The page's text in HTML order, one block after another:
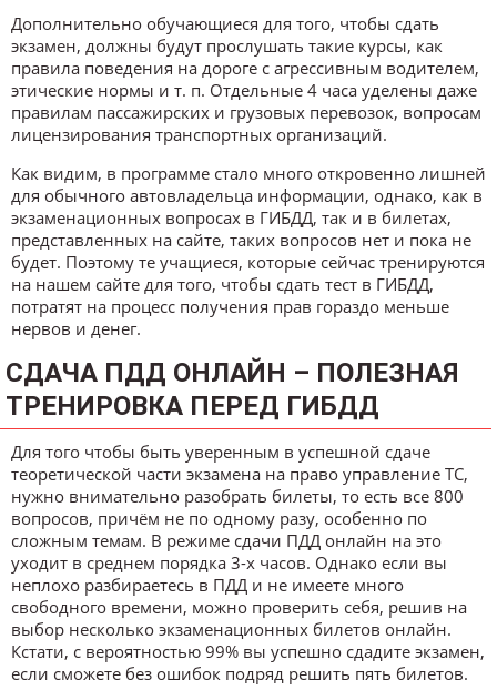
Дополнительно обучающиеся для того, чтобы сдать
экзамен, должны будут прослушать такие курсы, как
правила поведения на дороге с агрессивным водителем,
этические нормы и т. п. Отдельные 4 часа уделены даже
правилам пассажирских и грузовых перевозок, вопросам
лицензирования транспортных организаций.
Как видим, в программе стало много откровенно лишней
для обычного автовладельца информации, однако, как в
экзаменационных вопросах в ГИБДД, так и в билетах,
представленных на сайте, таких вопросов нет и пока не
будет. Поэтому те учащиеся, которые сейчас тренируются
на нашем сайте для того, чтобы сдать тест в ГИБДД,
потратят на процесс получения прав гораздо меньше
нервов и денег.
СДАЧА ПДД ОНЛАЙН – ПОЛЕЗНАЯ
ТРЕНИРОВКА ПЕРЕД ГИБДД
Для того чтобы быть уверенным в успешной сдаче
теоретической части экзамена на право управление ТС,
нужно внимательно разобрать билеты, то есть все 800
вопросов, причём не по одному разу, особенно по
сложным темам. В режиме сдачи ПДД онлайн на это
уходит в среднем порядка 3-х часов. Однако если вы
неплохо разбираетесь в ПДД и не имеете много
свободного времени, можно проверить себя, решив на
выбор несколько экзаменационных билетов онлайн.
Кстати, с вероятностью 99% вы успешно сдадите экзамен,
если сможете без ошибок подряд решить пять билетов.